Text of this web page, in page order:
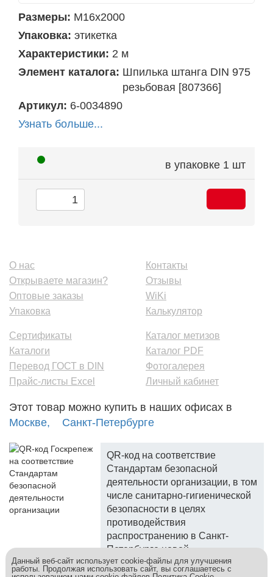
Размеры: М16х2000
Упаковка: этикетка
Характеристики: 2 м
Элемент каталога: Шпилька штанга DIN 975
резьбовая [807366]
Артикул: 6-0034890
Узнать больше...
в упаковке 1 шт
О нас
Открываете магазин?
Оптовые заказы
Упаковка
Контакты
Отзывы
WiKi
Калькулятор
Сертификаты
Каталоги
Перевод ГОСТ в DIN
Прайс-листы Excel
Каталог метизов
Каталог PDF
Фотогалерея
Личный кабинет
Этот товар можно купить в наших офисах в
Москве,
Санкт-Петербурге
QR-код на соответствие
Стандартам безопасной
деятельности организации, в том
числе санитарно-гигиенической
безопасности в целях
противодействия
распространению в Санкт-
Петербурге новой
коронавирусной инфекции.
Данный веб-сайт использует cookie-файлы для улучшения
работы. Продолжая использовать сайт, вы соглашаетесь с